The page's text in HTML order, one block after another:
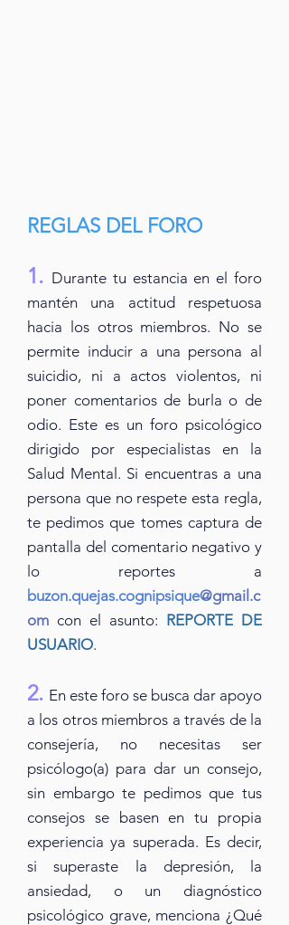
REGLAS DEL FORO
1. Durante tu estancia en el foro
mantén una actitud respetuosa
hacia los otros miembros. No se
permite inducir a una persona al
suicidio, ni a actos violentos, ni
poner comentarios de burla o de
odio. Este es un foro psicológico
dirigido por especialistas en la
Salud Mental. Si encuentras a una
persona que no respete esta regla,
te pedimos que tomes captura de
pantalla del comentario negativo y
lo reportes a
buzon.quejas.cognipsique@gmail .c
om con el asunto: REPORTE DE
USUARIO.
2. En este foro se busca dar apoyo
a los otros miembros a través de la
consejería, no necesitas ser
psicólogo(a) para dar un consejo,
sin embargo te pedimos que tus
consejos se basen en tu propia
experiencia ya superada. Es decir,
si superaste la depresión, la
ansiedad, o un diagnóstico
psicológico grave, menciona ¿Qué